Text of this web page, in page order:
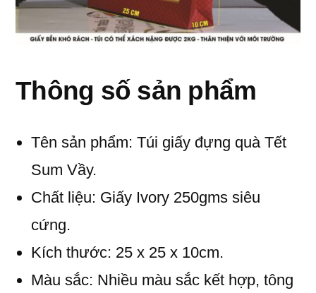
Thông số sản phẩm
Tên sản phẩm: Túi giấy đựng quà Tết
Sum Vầy.
Chất liệu: Giấy Ivory 250gms siêu
cứng.
Kích thước: 25 x 25 x 10cm.
Màu sắc: Nhiều màu sắc kết hợp, tông